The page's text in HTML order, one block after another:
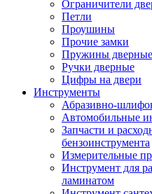
Ограничители
Петли
Проушины
Прочие замки
Пружины дверные
Ручки дверные
Цифры на двери
Инструменты
Абразивно-
Автомобильные
Запчасти и
бензоинструмента
Измерительные
Инструмент для
ламинатом